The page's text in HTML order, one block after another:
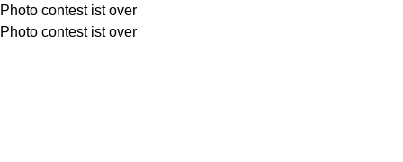
Photo contest ist over
Photo contest ist over